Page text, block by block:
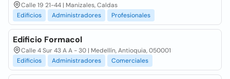
Calle 19 21-44 | Manizales, Caldas
Edificios
Administradores Profesionales
Edificio Formacol
Calle 4 Sur 43 A A - 30 | Medellín, Antioquia, 050001
Edificios
Administradores Comerciales